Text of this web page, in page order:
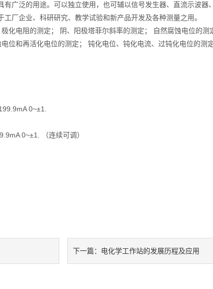
广泛的用途。可以独立使用，也可辅以信号发生器、直流示波器
厂企业、科研研究、教学试验和新产品开发及各种测量之用。
化电阻的测定； 阴、阳极塔菲尔斜率的测定； 自然腐蚀电位的测
位和再活化电位的测定； 钝化电位、钝化电流、过钝化电位的测
0~±1.
0~±1. （连续可调）
下一篇： 电化学工作站的发展历程及应用